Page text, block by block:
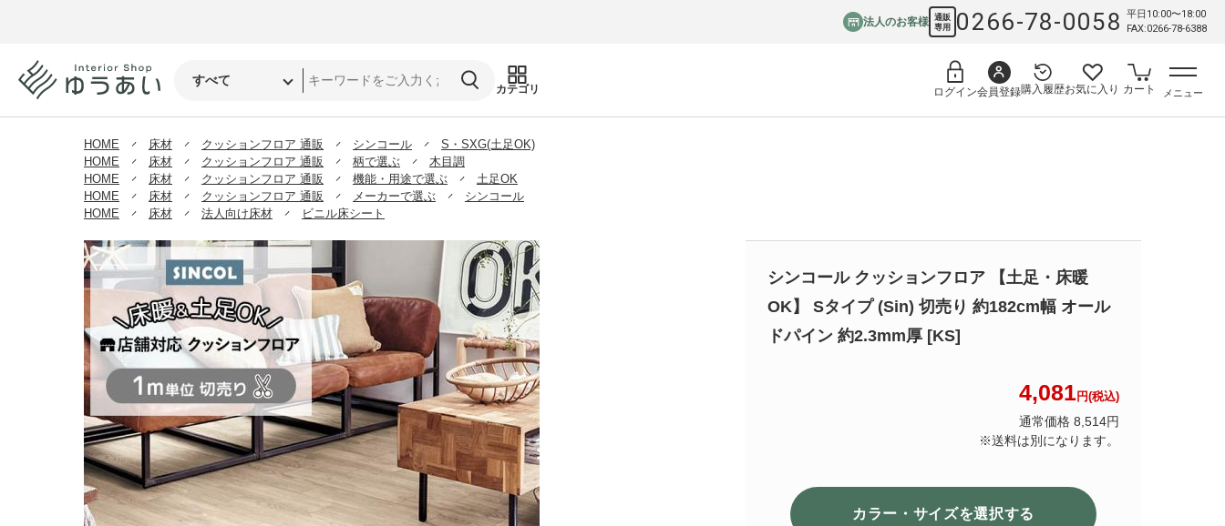
法人のお客様 通販
専用
0266-78-0058
平日10:00〜18:00
FAX:0266-78-6388
カテゴリ ログイン会員登録購入履歴お気に入り カート メニュー
HOME 床材 クッションフロア 通販 シンコール
S・SXG(土足OK)
HOME
床材 クッションフロア 通販 柄で選ぶ
木目調
HOME
床材 クッションフロア 通販 機能・用途で選ぶ
土足OK
HOME
床材 クッションフロア 通販 メーカーで選ぶ
シンコール
HOME
床材 法人向け床材 ビニル床シート
シンコール クッションフロア 【土足・床暖
OK】 Sタイプ (Sin) 切売り 約182cm幅 オール
ドパイン 約2.3mm厚 [KS]
4,081円(税込)
通常価格 8,514円
※送料は別になります。
カラー・サイズを選択する